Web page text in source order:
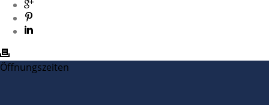
Öffnungszeiten